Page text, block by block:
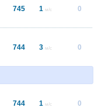
745 1 м/с 0
744 3 м/с 0
744 1 м/с 0